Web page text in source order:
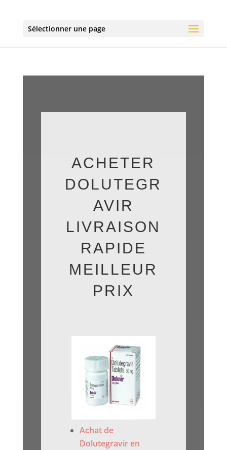
Sélectionner une page
ACHETER
DOLUTEGR
AVIR
LIVRAISON
RAPIDE
MEILLEUR
PRIX
Achat de
Dolutegravir en